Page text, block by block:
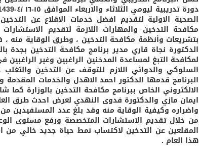
الصحية الاولية لتقديم افضل خدمات الاقلاع عن
مكافحة التدخين والمهارات اللازمة لتقديم الاستشارات
بتشريعات وأنظمة مكافحة التدخين ، وطرق الوقاية منه
الدكتورة نجاة قاري مدير برنامج مكافحة التدخين
لمكافحة التبغ لمساعدة المدخنين الراغبين وغير
السلوكي والدوائي اللازم للتوقف عن التدخين
البرنامج قدمها الدكتور احمد الاهدل والخدمات
الالكتروني الخاص ببرنامج مكافحة التدخين بالوزارة
ايمان مازي والدكتورة فدوى النهدي لعرض احدث طرق
من خلال تقديم الاستشارات المتخصصة ورفع مستوى
المقلعين عن التدخين لاكتساب نمط حياة جديد خالي من
هذا العام .